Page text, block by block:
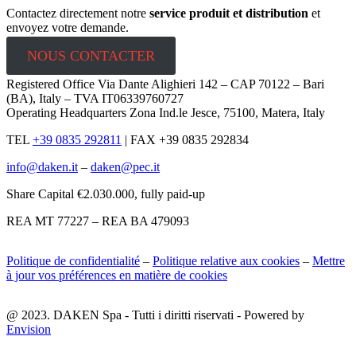
Contactez directement notre service produit et distribution et
envoyez votre demande.
NOUS CONTACTER
Registered Office Via Dante Alighieri 142 – CAP 70122 – Bari
(BA), Italy – TVA IT06339760727
Operating Headquarters Zona Ind.le Jesce, 75100, Matera, Italy
TEL +39 0835 292811 | FAX +39 0835 292834
info@daken.it – daken@pec.it
Share Capital €2.030.000, fully paid-up
REA MT 77227 – REA BA 479093
Politique de confidentialité – Politique relative aux cookies – Mettre
à jour vos préférences en matière de cookies
@ 2023. DAKEN Spa - Tutti i diritti riservati - Powered by
Envision